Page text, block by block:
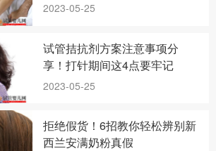
2023-05-25
试管拮抗剂方案注意事项分
享！打针期间这4点要牢记
2023-05-25
拒绝假货！6招教你轻松辨别新
西兰安满奶粉真假